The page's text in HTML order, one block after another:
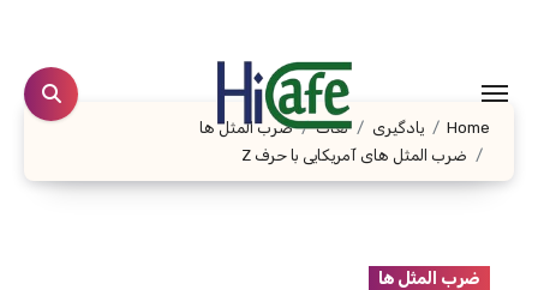
content
Home یادگیری لغات
ضرب المثل ها
ضرب المثل های آمریکایی با حرف Z
ضرب المثل ها